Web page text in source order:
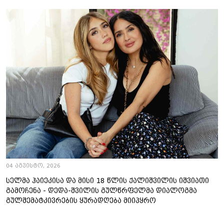
04 აგვისტო, 2026
სელმა ჰაიეკისა და მისი 18 წლის ქალიშვილის იშვიათი
გამოჩენა - დედა-შვილის გულწრფელმა დიალოგმა
გულშემატკივრების ყურადღება მიიპყრო